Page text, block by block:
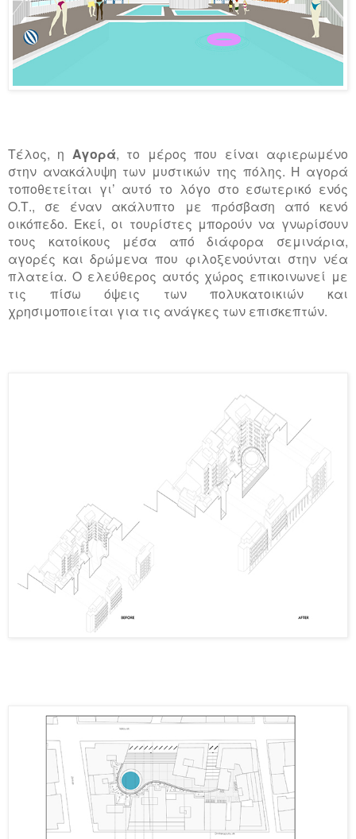
Τέλος, η Αγορά, το μέρος που είναι αφιερωμένο
στην ανακάλυψη των μυστικών της πόλης. Η αγορά
τοποθετείται γι’ αυτό το λόγο στο εσωτερικό ενός
Ο.Τ., σε έναν ακάλυπτο με πρόσβαση από κενό
οικόπεδο. Εκεί, οι τουρίστες μπορούν να γνωρίσουν
τους κατοίκους μέσα από διάφορα σεμινάρια,
αγορές και δρώμενα που φιλοξενούνται στην νέα
πλατεία. Ο ελεύθερος αυτός χώρος επικοινωνεί με
τις πίσω όψεις των πολυκατοικιών και
χρησιμοποιείται για τις ανάγκες των επισκεπτών.